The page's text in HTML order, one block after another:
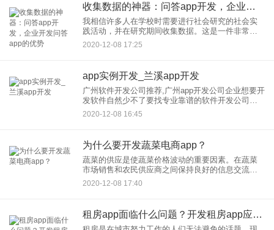
收集数据的神器：问答app开发，企业开发问答app的优势
我相信许多人在学校时需要进行社会研究的社会实
践活动，并在研究期间收集数据。这是一件非常烦
人的事情，因此很多人会选择使用手机来测量数
据。 问答 app开发是将调查表发布在互联网上，转
2020-12-08 17:25
app实例开发_兰溪app开发
广州软件开发公司推荐,广州app开发公司企业想要开
发软件自然少不了要找专业靠谱的软件开发公司合
作，但鱼龙混杂需要用心筛选。软件开发，通常指
APP开发，拥有得天独厚的资源优势，有app软件开
2020-12-08 16:45
为什么要开发蔬菜电商app？
蔬菜的供应是使蔬菜价格波动的重要因素。在蔬菜
市场销售和农民供应商之间保持良好的信息交流将
有助于调整生产规模和产量信息。蔬菜app的发展将
有助于改善市场销售信息的顺畅流动和产量的调
2020-12-08 17:40
租房app面临什么问题？开发租房app应注意哪些因素？